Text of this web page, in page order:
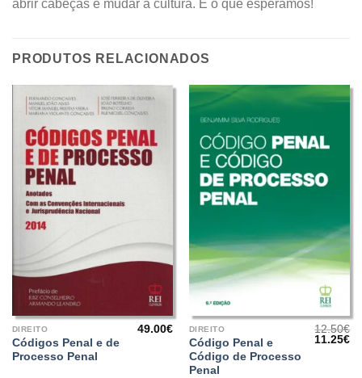
abrir cabeças e mudar a cultura. É o que esperamos!
PRODUTOS RELACIONADOS
DIREITO
Códigos Penal e de
Processo Penal
49.00€ DIREITO
Código Penal e
Código de Processo
Penal
12.50€
O
11.25€O